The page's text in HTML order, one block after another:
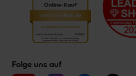
Folge uns auf